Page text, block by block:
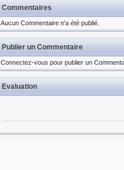
Commentaires
Aucun Commentaire n'a été publié.
Publier un Commentaire
Connectez-vous pour publier un
Evaluation